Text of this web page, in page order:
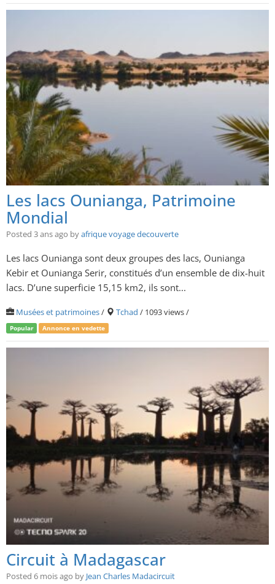
Les lacs Ounianga, Patrimoine
Mondial
Posted 3 ans ago byafrique voyage decouverte
Les lacs Ounianga sont deux groupes des lacs, Ounianga
Kebir et Ounianga Serir, constitués d’un ensemble de dix-huit
lacs. D’une superficie 15,15 km2, ils sont...
Musées et patrimoines/ Tchad / 1093 views /
Popular Annonce en vedette
Circuit à Madagascar
Posted 6 mois ago by Jean Charles Madacircuit